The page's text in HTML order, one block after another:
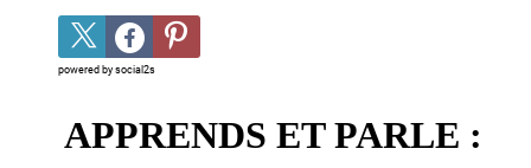
powered by social2s
APPRENDS ET PARLE :